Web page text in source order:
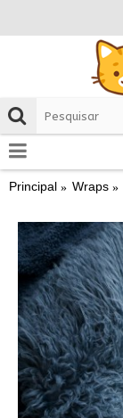
Principal Wraps